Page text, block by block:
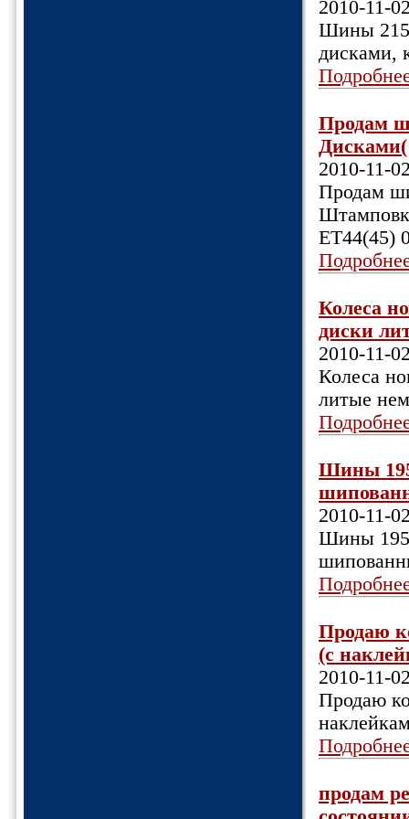
2010-11-
Шины
дисками,
Продам
2010-11-
Продам
ET44(45)
Колеса
диски
2010-11-
Колеса
литые
Шины
2010-11-
Шины
Продаю
(с
2010-11-
Продаю
продам